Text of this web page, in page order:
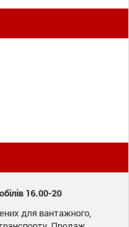
16.00-20
для вантажного,